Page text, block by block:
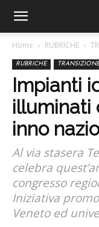
Home RUBRICHE
RUBRICHE
Impianti
illuminati
inno
Al via stasera
celebra
congresso
Iniziativa
Veneto ed